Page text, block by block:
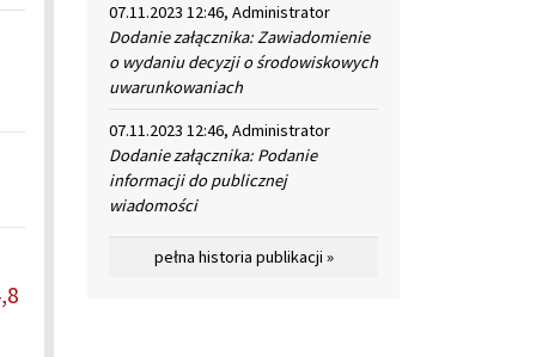
07.11.2023 12:46, Administrator
Dodanie załącznika: Zawiadomienie
o wydaniu decyzji o środowiskowych
uwarunkowaniach
07.11.2023 12:46, Administrator
Dodanie załącznika: Podanie
informacji do publicznej
wiadomości
pełna historia publikacji »